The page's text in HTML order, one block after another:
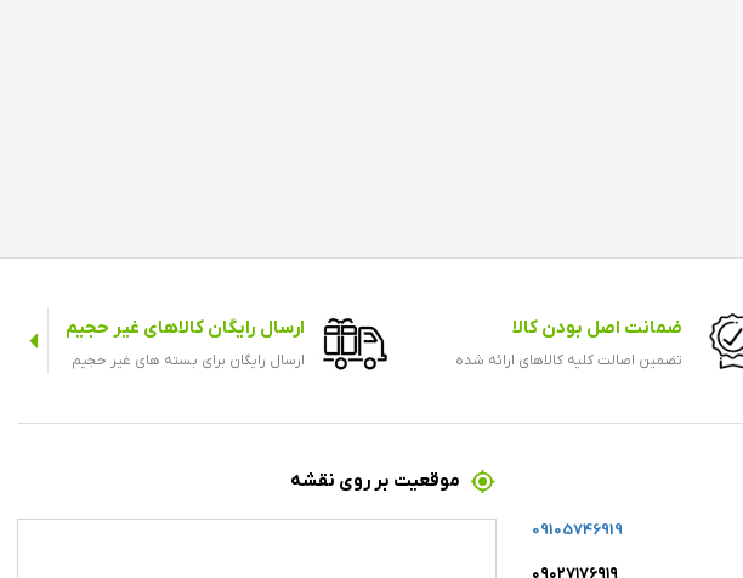
ضمانت اصل بودن کالا
تضمین اصالت کلیه کالاهای ارائه شده
ارسال رایگان کالاهای غیر حجیم
ارسال رایگان برای بسته های غیر حجیم
09105746919
۰۹۰۲۷۱۷۶۹۱۹
موقعیت بر روی نقشه